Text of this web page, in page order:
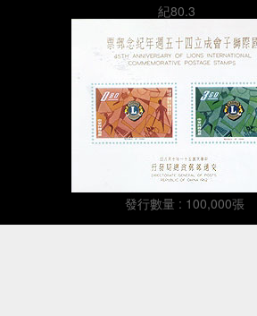
紀80.3
發行數量 : 100,000張